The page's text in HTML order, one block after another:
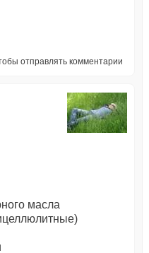
отправлять комментарии
масла